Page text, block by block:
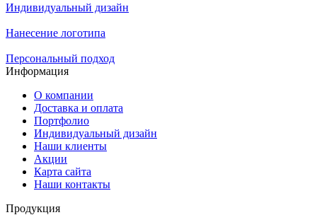
Индивидуальный дизайн
Нанесение логотипа
Персональный подход
Информация
О компании
Доставка и оплата
Портфолио
Индивидуальный дизайн
Наши клиенты
Акции
Карта сайта
Наши контакты
Продукция